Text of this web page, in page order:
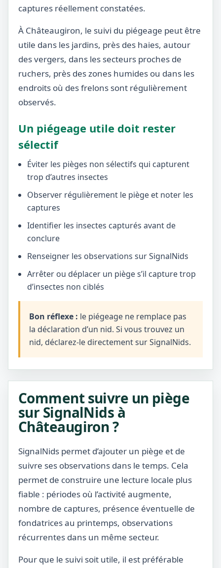
captures réellement constatées.
À Châteaugiron, le suivi du piégeage peut être
utile dans les jardins, près des haies, autour
des vergers, dans les secteurs proches de
ruchers, près des zones humides ou dans les
endroits où des frelons sont régulièrement
observés.
Un piégeage utile doit rester
sélectif
Éviter les pièges non sélectifs qui capturent
trop d’autres insectes
Observer régulièrement le piège et noter les
captures
Identifier les insectes capturés avant de
conclure
Renseigner les observations sur SignalNids
Arrêter ou déplacer un piège s’il capture trop
d’insectes non ciblés
Bon réflexe : le piégeage ne remplace pas
la déclaration d’un nid. Si vous trouvez un
nid, déclarez-le directement sur SignalNids.
Comment suivre un piège
sur SignalNids à
Châteaugiron ?
SignalNids permet d’ajouter un piège et de
suivre ses observations dans le temps. Cela
permet de construire une lecture locale plus
fiable : périodes où l’activité augmente,
nombre de captures, présence éventuelle de
fondatrices au printemps, observations
récurrentes dans un même secteur.
Pour que le suivi soit utile, il est préférable